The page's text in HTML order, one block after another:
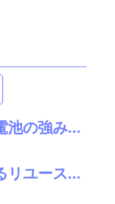
ペロブスカイト太陽電池の強みはリサイクル性にあり―東大の瀬川氏がエコプレミアムクラブで講演
ジモティーが実践するリユース促進と地域課題解決の指針－社会のインフラへ昇華